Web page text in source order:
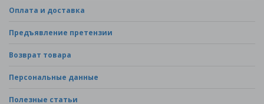
Оплата и доставка
Предъявление претензии
Возврат товара
Персональные данные
Полезные статьи